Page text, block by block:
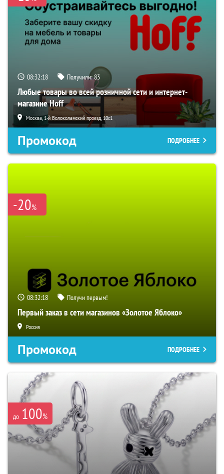
08:32:16 Получили:83
Любые товары во всей розничной сети и интернет-
магазине Hoff
Москва, 1-й Волоколамский проезд, 10с1
Промокод ПОДРОБНЕЕ
-20%
08:32:16 Получи первым!
Первый заказ в сети магазинов «Золотое Яблоко»
Россия
Промокод ПОДРОБНЕЕ
до 100%